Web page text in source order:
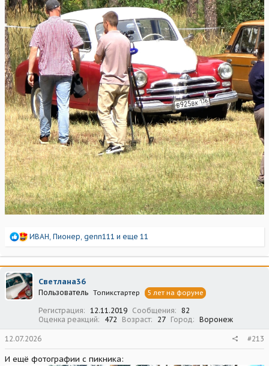
Р
а
к
ц
и
и
ИВАН Пионер genn111 и еще 11
Светлана36
Пользователь Топикстартер 5 лет на форуме
Регистрация 12.11.2019 Сообщения
82
Оценка реакций
472 Возраст 27 Город Воронеж
12.07.2026 #213
И ещё фотографии с пикника: